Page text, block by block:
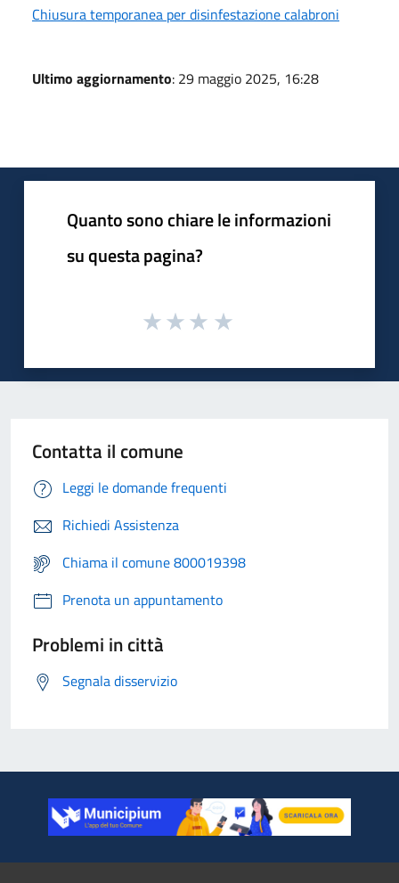
Chiusura temporanea per disinfestazione calabroni
Ultimo aggiornamento: 29 maggio 2025, 16:28
Quanto sono chiare le informazioni
su questa pagina?
Contatta il comune
Leggi le domande frequenti
Richiedi Assistenza
Chiama il comune 800019398
Prenota un appuntamento
Problemi in città
Segnala disservizio